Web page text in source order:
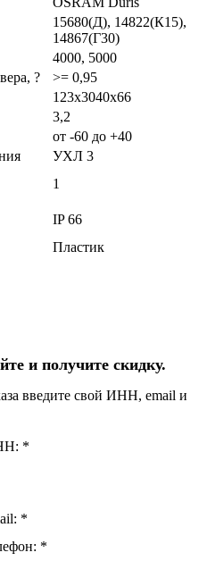
15680(Д), 14822(К15),
14867(Г30)
4000, 5000
?
>= 0,95
123x3040x66
3,2
от -60 до +40
УХЛ 3
1
IP 66
Пластик
и получите скидку.
введите свой ИНН, email и
*
*
*